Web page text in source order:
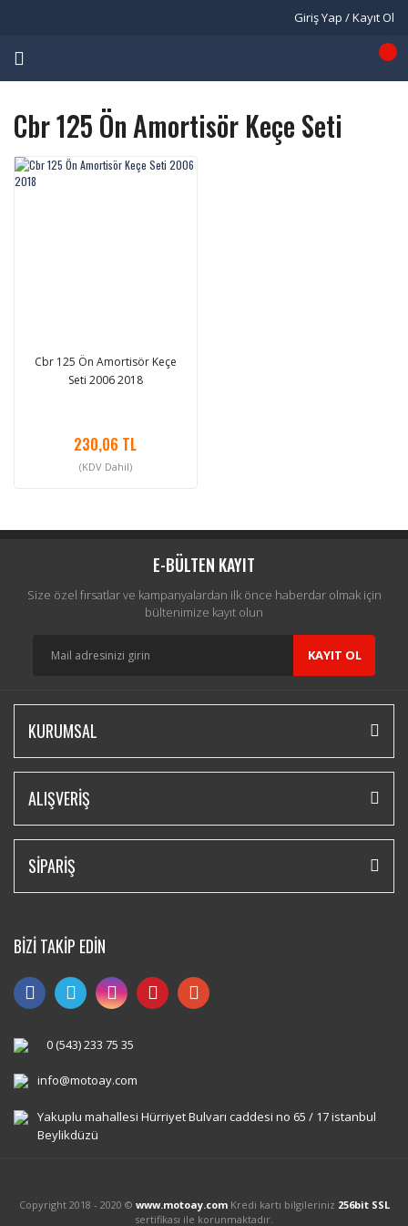
Giriş Yap / Kayıt Ol
Cbr 125 Ön Amortisör Keçe Seti
Cbr 125 Ön Amortisör Keçe
Seti 2006 2018
230,06 TL
(KDV Dahil)
E-BÜLTEN KAYIT
Size özel fırsatlar ve kampanyalardan ilk önce haberdar olmak için
bültenimize kayıt olun
KAYIT OL
KURUMSAL
ALIŞVERİŞ
SİPARİŞ
BİZİ TAKİP EDİN
0 (543) 233 75 35
info@motoay.com
Yakuplu mahallesi Hürriyet Bulvarı caddesi no 65 / 17 istanbul
Beylikdüzü
Copyright 2018 - 2020 © www.motoay.comKredi kartı bilgileriniz 256bit SSL
sertifikası ile korunmaktadır.